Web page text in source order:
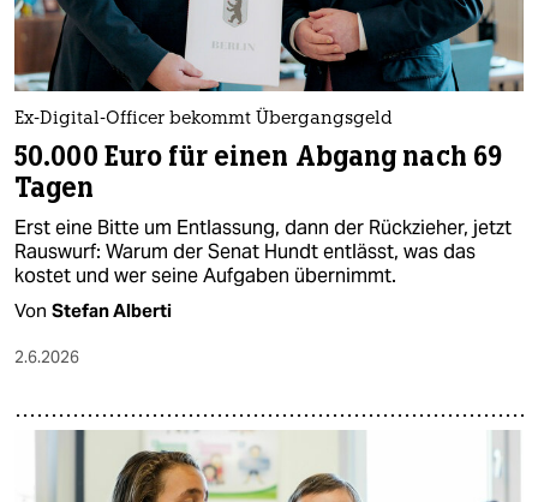
Ex-Digital-Officer bekommt Übergangsgeld
50.000 Euro für einen Abgang nach 69
Tagen
Erst eine Bitte um Entlassung, dann der Rückzieher, jetzt
Rauswurf: Warum der Senat Hundt entlässt, was das
kostet und wer seine Aufgaben übernimmt.
Von Stefan Alberti
2.6.2026